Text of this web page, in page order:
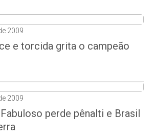
2009
e torcida grita o campeão
2009
perde pênalti e Brasil